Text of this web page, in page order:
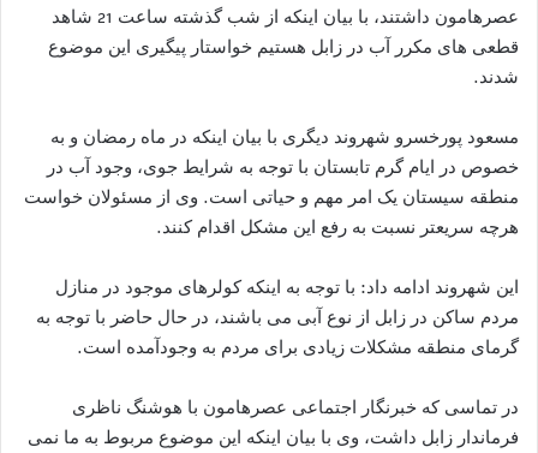
عصرهامون داشتند، با بیان اینکه از شب گذشته ساعت 21 شاهد
قطعی های مکرر آب در زابل هستیم خواستار پیگیری این موضوع
شدند.
مسعود پورخسرو شهروند دیگری با بیان اینکه در ماه رمضان و به
خصوص در ایام گرم تابستان با توجه به شرایط جوی، وجود آب در
منطقه سیستان یک امر مهم و حیاتی است. وی از مسئولان خواست
هرچه سریعتر نسبت به رفع این مشکل اقدام کنند.
این شهروند ادامه داد: با توجه به اینکه کولرهای موجود در منازل
مردم ساکن در زابل از نوع آبی می باشند، در حال حاضر با توجه به
گرمای منطقه مشکلات زیادی برای مردم به وجودآمده است.
در تماسی که خبرنگار اجتماعی عصرهامون با هوشنگ ناظری
فرماندار زابل داشت، وی با بیان اینکه این موضوع مربوط به ما نمی